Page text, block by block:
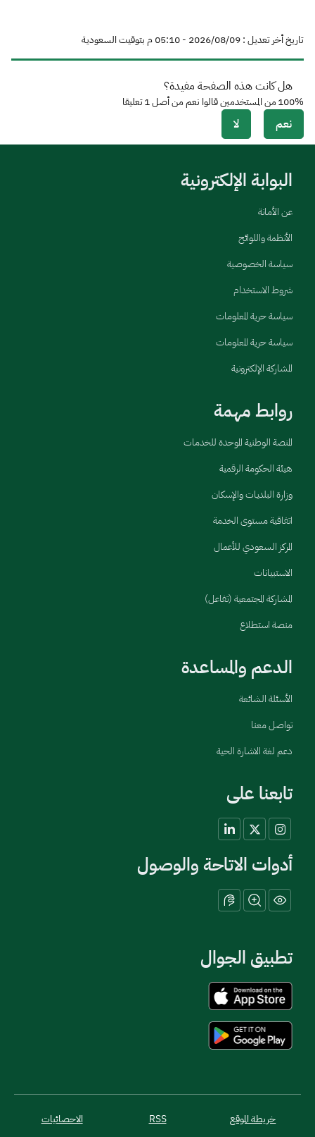
تاريخ أخر تعديل : 09‏/08‏/2026 - 05:10 م بتوقيت السعودية
هل كانت هذه الصفحة مفيدة؟
نعم لا
100%من المستخدمين قالوا نعم من أصل1تعليقا
البوابة الإلكترونية
عن الأمانة
الأنظمة واللوائح
سياسة الخصوصية
شروط الاستخدام
سياسة حرية المعلومات
سياسة حرية المعلومات
المشاركة الإلكترونية
روابط مهمة
المنصة الوطنية الموحدة للخدمات
هيئة الحكومة الرقمية
وزارة البلديات والإسكان
اتفاقية مستوى الخدمة
المركز السعودي للأعمال
الاستبيانات
المشاركة المجتمعية (تفاعل)
منصة استطلاع
الدعم والمساعدة
الأسئلة الشائعة
تواصل معنا
دعم لغة الاشارة الحية
تابعنا على
أدوات الاتاحة والوصول
تطبيق الجوال
خريطة الموقع RSS الاحصائيات